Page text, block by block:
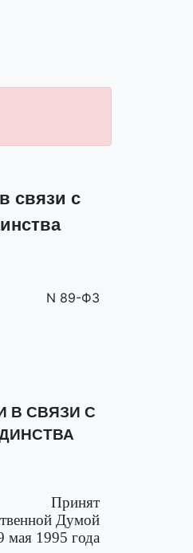
связи с
N 89-ФЗ
В СВЯЗИ С
Принят
Думой
мая 1995 года